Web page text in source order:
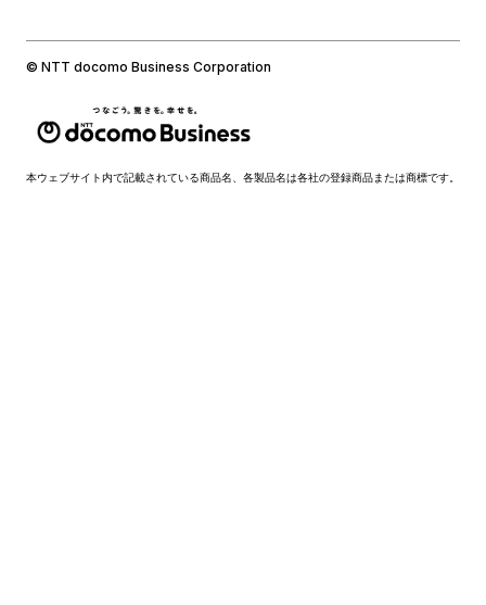
© NTT docomo Business Corporation
本ウェブサイト内で記載されている商品名、各製品名は各社の登録商品または商標です。